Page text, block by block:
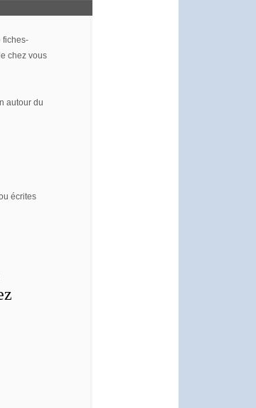
fiches-
chez vous
autour du
écrites